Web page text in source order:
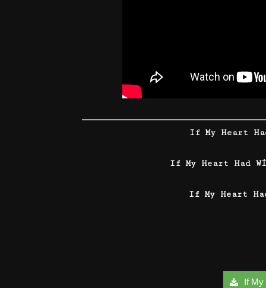
If My Heart
If My Heart Had
If My Heart
If My